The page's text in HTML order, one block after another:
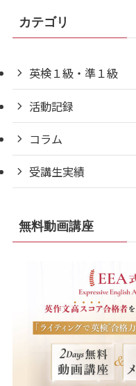
カテゴリ
英検１級・準１級
活動記録
コラム
受講生実績
無料動画講座